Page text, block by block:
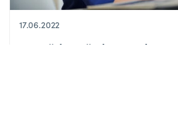
17.06.2022
Verstärkte Förderung der